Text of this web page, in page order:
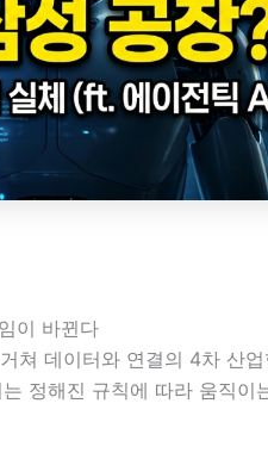
이 바뀐다
쳐 데이터와 연결의 4차 산업
정해진 규칙에 따라 움직이